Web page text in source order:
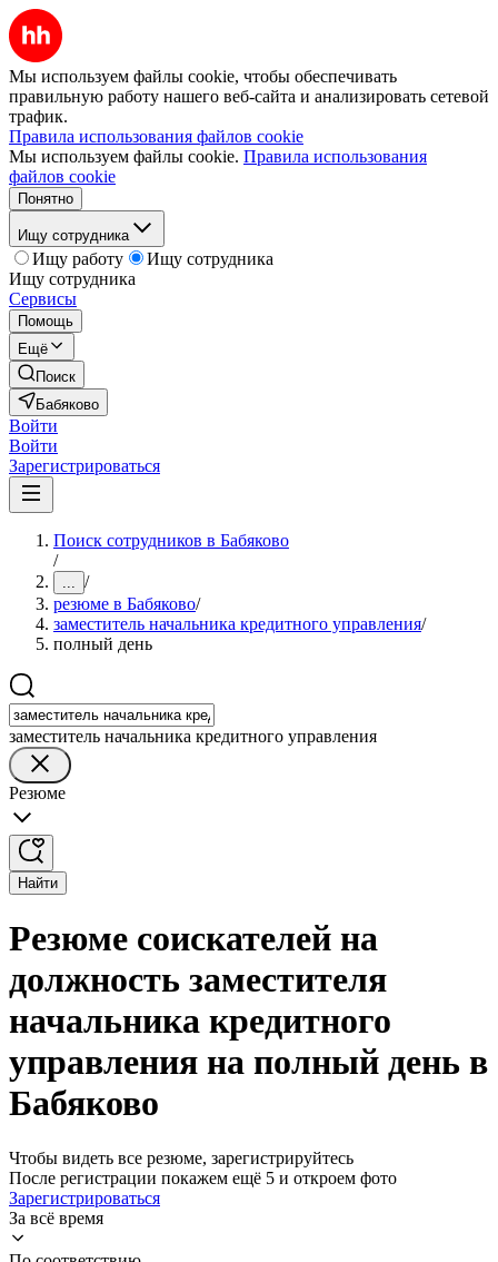
Мы используем файлы cookie, чтобы обеспечивать
правильную работу нашего веб-сайта и анализировать сетевой
трафик.
Правила использования файлов cookie
Мы используем файлы cookie. Правила использования
файлов cookie
Понятно
Ищу сотрудника
Ищу работу
Ищу сотрудника
Ищу сотрудника
Сервисы
Помощь
Ещё
Поиск
Бабяково
Войти
Войти
Зарегистрироваться
Поиск сотрудников в Бабяково
/
... /
резюме в Бабяково/
заместитель начальника кредитного управления/
полный день
заместитель начальника кредитного управления
Резюме
Найти
Резюме соискателей на
должность заместителя
начальника кредитного
управления на полный день в
Бабяково
Чтобы видеть все резюме, зарегистрируйтесь
После регистрации покажем ещё 5 и откроем фото
Зарегистрироваться
За всё время